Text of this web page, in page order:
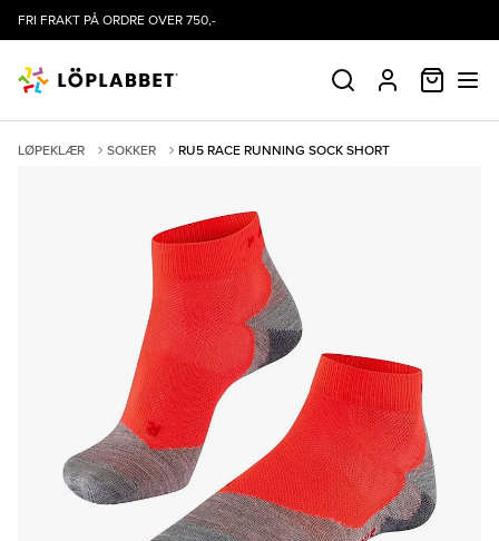
FRI FRAKT PÅ ORDRE OVER 750,-
SØK PROFIL
LØPEKLÆR SOKKER RU5 RACE RUNNING SOCK SHORT